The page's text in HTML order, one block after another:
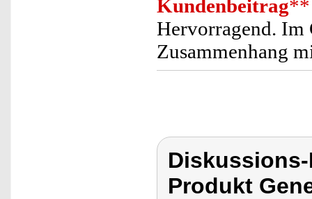
Kundenbeitrag**
Hervorragend. Im
Zusammenhang
Produkt